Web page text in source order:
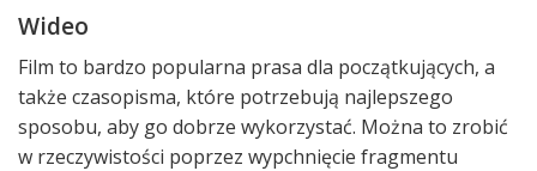
Wideo
Film to bardzo popularna prasa dla początkujących, a
także czasopisma, które potrzebują najlepszego
sposobu, aby go dobrze wykorzystać. Można to zrobić
w rzeczywistości poprzez wypchnięcie fragmentu